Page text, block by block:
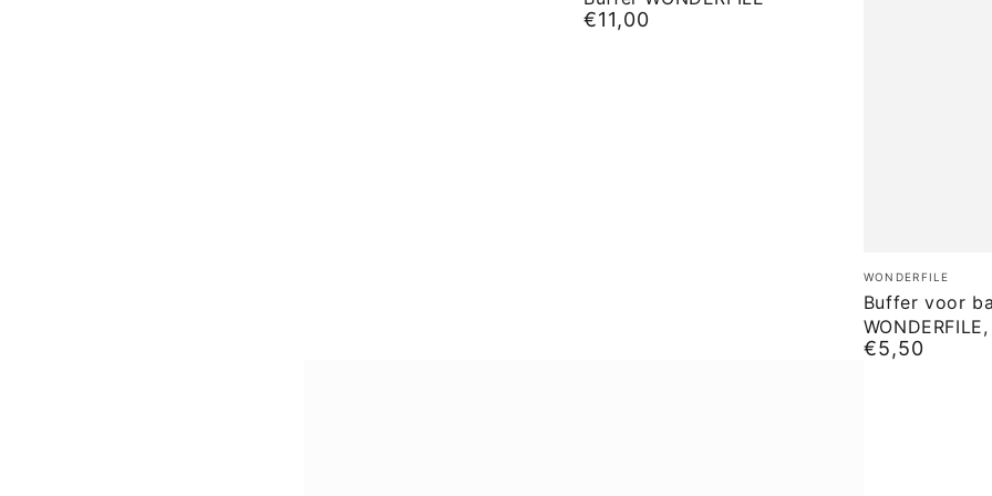
Normale
€11,00
Buffer
voor
base
40x15
Merk:
WONDERFILE
Buffer voor
Normale
€5,50